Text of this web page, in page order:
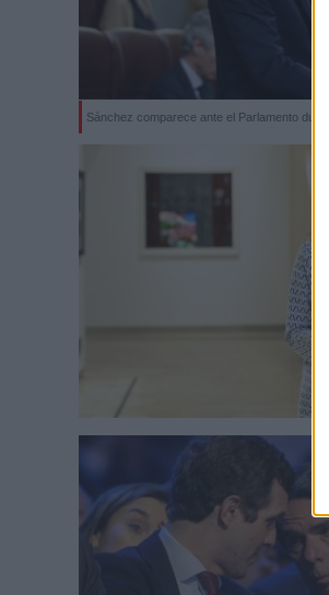
Sánchez comparece ante el Parlamento